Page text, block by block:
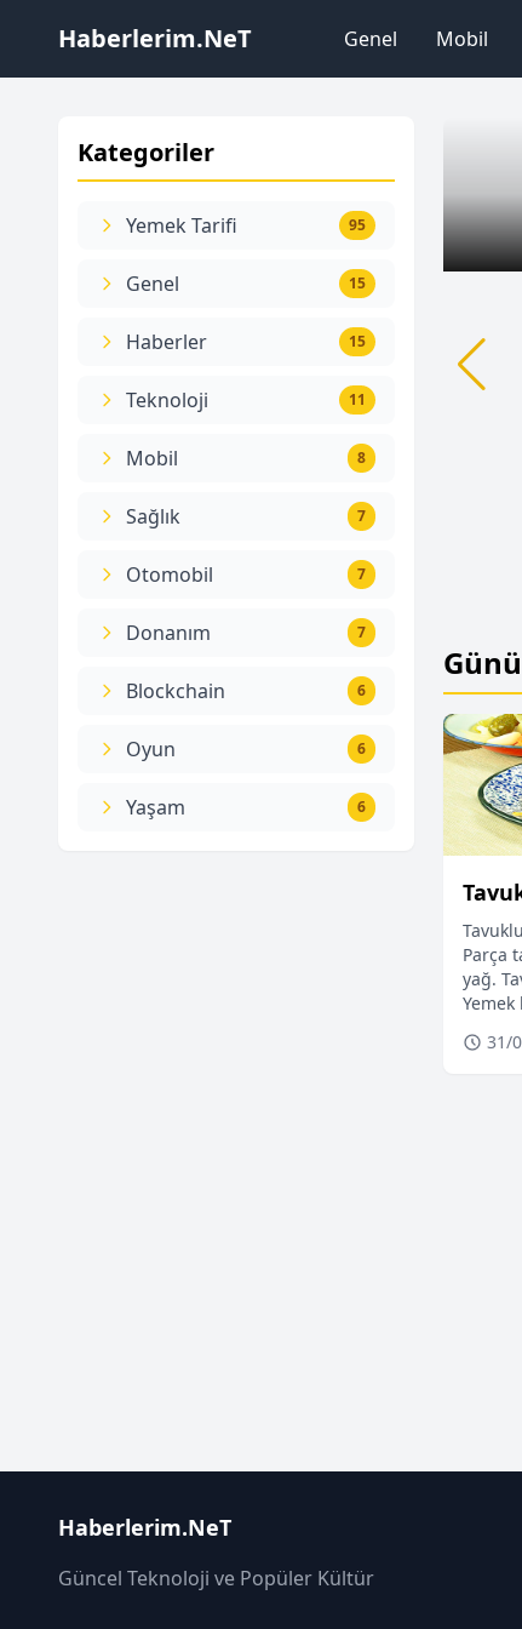
Haberlerim.NeT Genel Mobil
Kategoriler
Yemek Tarifi 95
Genel 15
Haberler 15
Teknoloji 11
Mobil 8
Sağlık 7
Otomobil 7
Donanım 7
Blockchain 6
Oyun 6
Yaşam 6
Parça
yağ.
Yemek
31/
Haberlerim.NeT
Güncel Teknoloji ve Popüler Kültür